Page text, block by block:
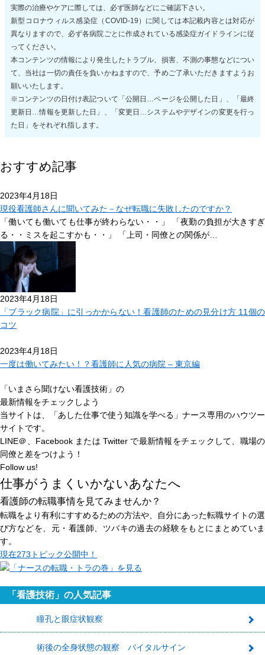
実際の治療やケアに際しては、必ず医師などにご確認下さい。
新型コロナウィルス感染症（COVID-19）に関しては本記載内容とは対応が
異なりますので、必ず各病院ごとに作成されている感染症ガイドラインに従
ってください。
本コンテンツの情報により発生したトラブル、損害、不測の事態などについ
て、当社は一切の責任を負いかねますので、予めご了承いただきますようお
願いいたします。
※コンテンツの日付け表記ついて「公開日…ページを公開した日」、「最終
更新日…情報を更新した日」、「変更日…システムやデザインの変更を行っ
た日」をそれぞれ指します。
おすすめ記事
2023年4月18日
現役看護師さんに聞いてみた－なぜ転職に失敗したのですか？
「働いても働いても仕事が終わらない・・」 「夜勤の負担が大きすぎ
る・・ミスを起こすかも・・」 「上司・同僚との関係が…
2023年4月18日
「ブラック病院」に引っかからない！看護師のための見分け方 11個の
コツ
2023年4月18日
一度は働いてみたい！？看護師に人気の病院 – 東京編
「いまさら聞けない看護技術」の
最新情報をチェックしよう
当サイトは、
「あした仕事で使う知識を学べる」 ナース専用のハウツー
サイトです。
LINE＠、Facebook または Twitter で最新情報をチェックして、職場の
同僚と差をつけよう！
Follow us!
仕事がうまくいかないあなたへ
看護師の転職事情を見てみませんか？
転職をより有利にすすめるための方法や、自分にあった転職サイトの選
び方などを、元・看護師、ツバキの過去の経験をもとにまとめていま
す。
現在273トピック公開中！
「看護技術」の人気記事
瞳孔と眼症状観察
術後の全身状態の観察 バイタルサイン